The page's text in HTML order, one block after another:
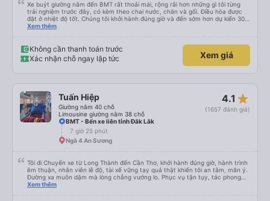
Xe buýt giường nằm đến BMT rất thoải mái, rộng rãi hơn những gì tôi từng
trải nghiệm trước đây, có kèm theo chai nước, chăn và gối. Điều hòa được
đặt ở nhiệt độ tốt. Chúng tôi khởi hành đúng giờ và đến sớm hơn dự kiến 30
phút. Tài xế rất tuyệt so với những tài xế khác ở Việt Nam! Không quá nhiều
GPS và biển số xe vì tôi phải tìm kiếm xung quanh bến xe để tìm thấy nó, đây
là vấn đề của bến xe Đà Lạt (không phải tất cả các xe buýt đều có bảng
thông tin), chứ không phải của công ty.
Xem thêm
Không cần thanh toán trước
Xác nhận chỗ ngay lập tức
Xem giá
Tuấn Hiệp
Giường nằm 40 chỗ
Limousine giường nằm 38 chỗ
4.1 star_rate
(1657 đánh giá)
BMT - Bến xe liên tỉnh Đăk Lăk
7 giờ 25 phút
Ngã 4 An Sương
Tôi đi Chuyến xe từ Long Thành đến Cần Thơ, khởi hành đúng giờ, hành trình
êm thuận, nhân viên lễ độ, tài xế vững tay quả thật khiến tôi an tâm, mãn ý.
Đường xa muôn dặm mà lòng chẳng vướng lo. Phục vụ tận tụy, tác phong
nghiêm cẩn, hiếm thấy giữa thời buổi kim tiền vội vã. Xã hội loạn đạo. Xin gửi
Xem thêm